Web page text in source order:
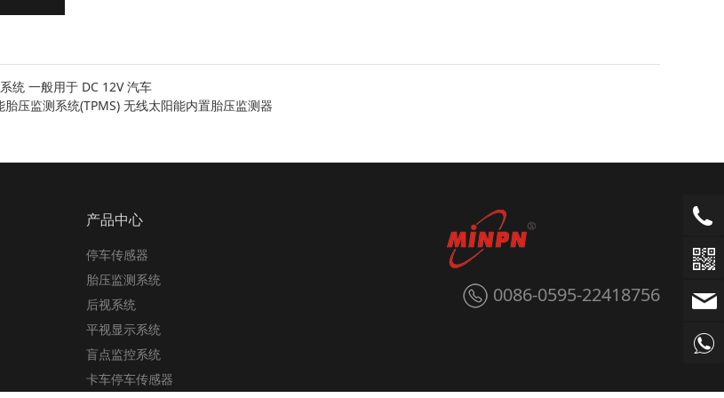
统 一般用于 DC 12V 汽车
压监测系统(TPMS) 无线太阳能内置胎压监测器
产品中心
停车传感器
胎压监测系统
后视系统
平视显示系统
盲点监控系统
卡车停车传感器
0086-0595-22418756